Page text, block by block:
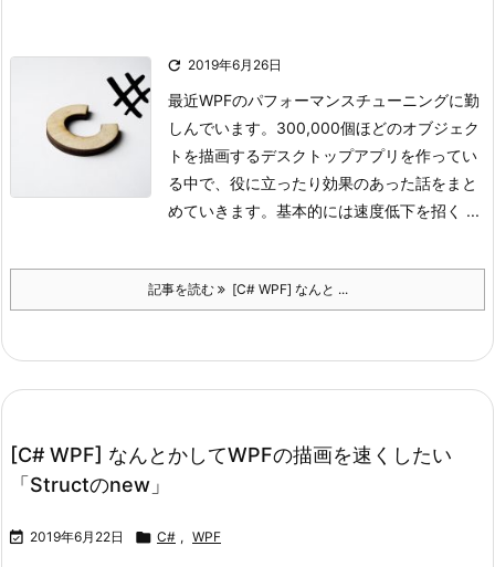
 2019年6月26日
最近WPFのパフォーマンスチューニングに勤
しんでいます。 300,000個ほどのオブジェク
トを描画するデスクトップアプリを作ってい
る中で、役に立ったり効果のあった話をまと
めていきます。 基本的には速度低下を招く ...
記事を読む [C# WPF] なんと ...
[C# WPF] なんとかしてWPFの描画を速くしたい
「Structのnew」
 2019年6月22日  C# , WPF